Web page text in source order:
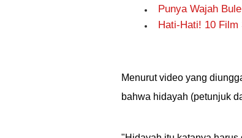
Punya Wajah
Hati-Hati! 10 Film
Menurut video yang
bahwa hidayah (petunjuk